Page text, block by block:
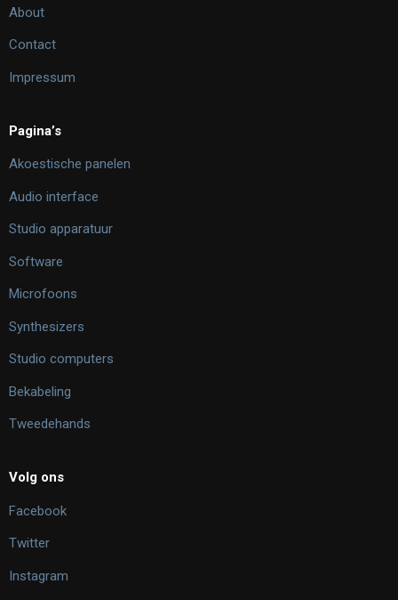
About
Contact
Impressum
Pagina’s
Akoestische panelen
Audio interface
Studio apparatuur
Software
Microfoons
Synthesizers
Studio computers
Bekabeling
Tweedehands
Volg ons
Facebook
Twitter
Instagram